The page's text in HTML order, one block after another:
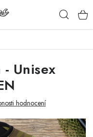
Unisex
hodnocení